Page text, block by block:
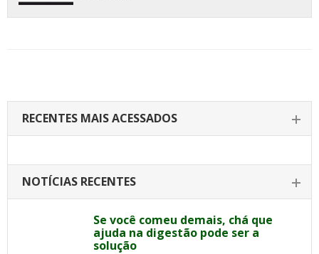
RECENTES MAIS ACESSADOS
NOTÍCIAS RECENTES
Se você comeu demais, chá que
ajuda na digestão pode ser a
solução